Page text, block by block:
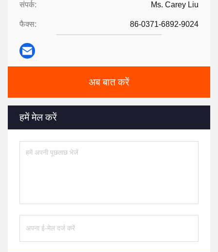
संपर्क: Ms. Carey Liu
फैक्स: 86-0371-6892-9024
अब बात करें
हमें मेल करें